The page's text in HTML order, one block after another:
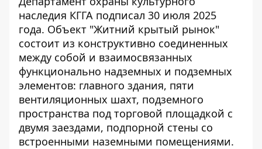
наследия КГГА подписал 30 июля 2025
года. Объект "Житний крытый рынок"
состоит из конструктивно соединенных
между собой и взаимосвязанных
функционально надземных и подземных
элементов: главного здания, пяти
вентиляционных шахт, подземного
пространства под торговой площадкой с
двумя заездами, подпорной стены со
встроенными наземными помещениями.